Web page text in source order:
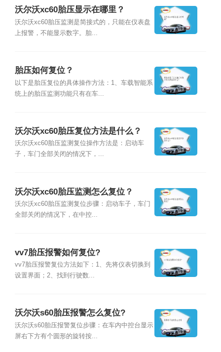
沃尔沃xc60胎压显示在哪里？
沃尔沃xc60胎压监测是简接式的，只能在仪表盘
上报警，不能显示数字。胎...
胎压如何复位？
以下是胎压复位的具体操作方法：1、车载智能系
统上的胎压监测功能只有在车...
沃尔沃xc60胎压复位方法是什么？
沃尔沃xc60胎压监测复位操作方法是：启动车
子，车门全部关闭的情况下，...
沃尔沃xc60胎压监测怎么复位？
沃尔沃xc60胎压监测复位步骤：启动车子，车门
全部关闭的情况下，在中控...
vv7胎压报警如何复位?
vv7胎压报警复位方法如下：1、先将仪表切换到
设置界面；2、找到行驶数...
沃尔沃s60胎压报警怎么复位?
沃尔沃s60胎压报警复位步骤：在车内中控台显示
屏右下方有个圆形的旋转按...